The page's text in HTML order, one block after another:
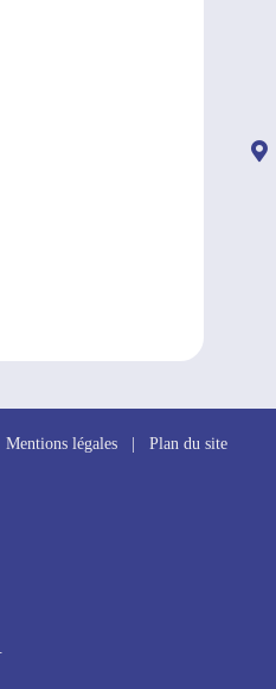
Mentions légales Plan du site